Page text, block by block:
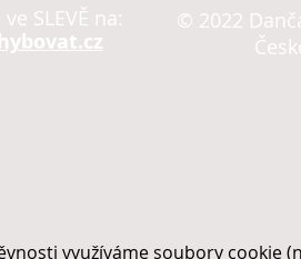
SLEVĚ na:
© 2022
využíváme soubory cookie